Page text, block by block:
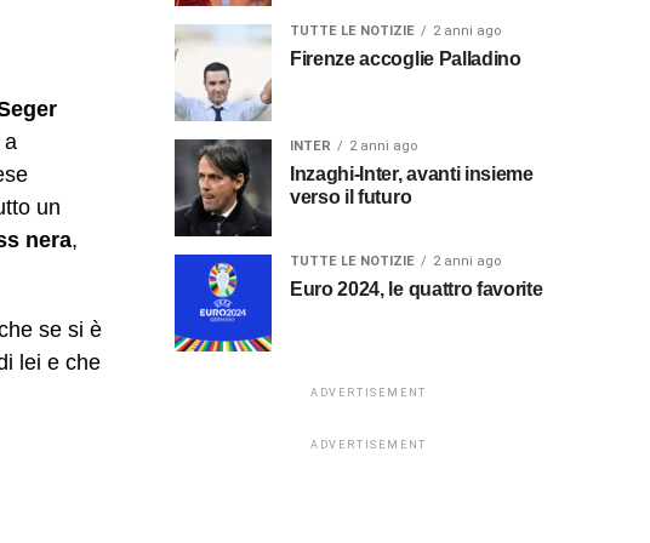
a
un
nera,
se si è
lei e che
TUTTE LE NOTIZIE 2 anni ago
Firenze accoglie Palladino
INTER 2 anni ago
Inzaghi-Inter, avanti insieme
verso il futuro
TUTTE LE NOTIZIE 2 anni ago
Euro 2024, le quattro favorite
ADVERTISEMENT
ADVERTISEMENT